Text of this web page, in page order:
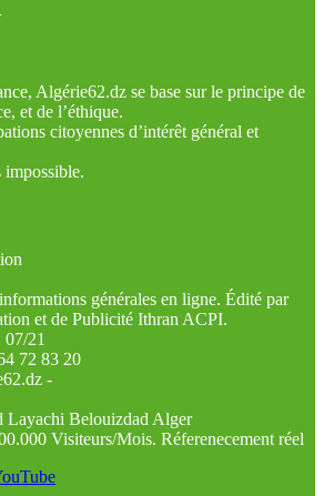
Algérie62.dz se base sur le principe de
et de l’éthique.
citoyennes d’intérêt général et
générales en ligne. Édité par
et de Publicité Ithran ACPI.
21
72 83 20
-
Layachi Belouizdad Alger
Visiteurs/Mois. Réferenecement réel